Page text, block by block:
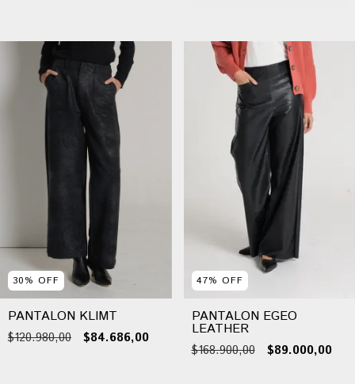
30% OFF
PANTALON KLIMT
$120.980,00 $84.686,00
47% OFF
PANTALON EGEO
LEATHER
$168.900,00 $89.000,00